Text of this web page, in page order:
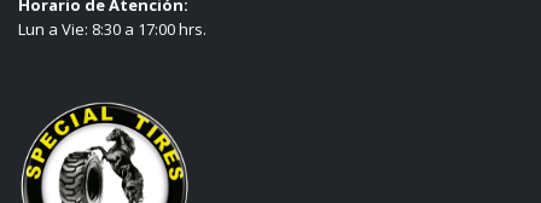
Horario de Atención:
Lun a Vie: 8:30 a 17:00 hrs.